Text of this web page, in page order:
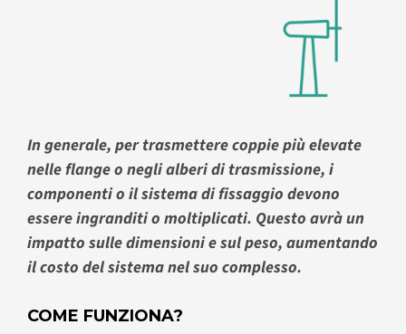
In generale, per trasmettere coppie più elevate
nelle flange o negli alberi di trasmissione, i
componenti o il sistema di fissaggio devono
essere ingranditi o moltiplicati. Questo avrà un
impatto sulle dimensioni e sul peso, aumentando
il costo del sistema nel suo complesso.
COME FUNZIONA?